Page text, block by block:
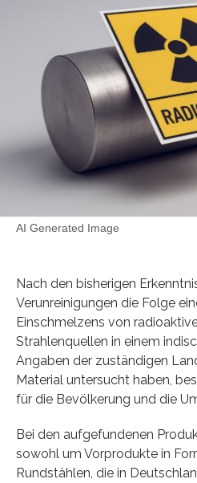
AI Generated Image
Nach den bisherigen
Verunreinigungen die Folge
Einschmelzens von
Strahlenquellen in einem
Angaben der zuständigen
Material untersucht haben,
für die Bevölkerung und die
Bei den aufgefundenen
sowohl um Vorprodukte in
Rundstählen, die in